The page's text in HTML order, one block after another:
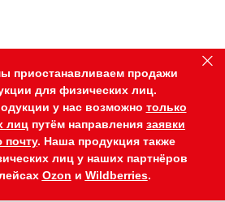
приостанавливаем продажи
для физических лиц.
у нас возможно только
лиц путём направления заявки
почту. Наша продукция также
лиц у наших партнёров
Ozon и Wildberries.